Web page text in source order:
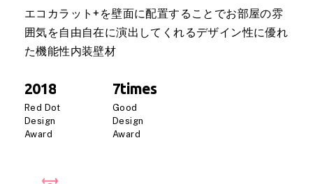
エコカラット+を壁面に配置することでお部屋の雰
囲気を自由自在に演出してくれるデザイン性に優れ
た機能性内装壁材
2018
Red Dot
Design
Award
7times
Good
Design
Award